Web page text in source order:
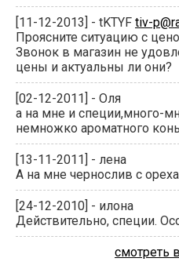
[11-12-2013] - tKTYF tiv-
Проясните ситуацию с
Звонок в магазин не
цены и актуальны ли они?
[02-12-2011] - Оля
а на мне и специи,много-
немножко ароматного
[13-11-2011] - лена
А на мне чернослив с
[24-12-2010] - илона
Действительно, специи.
смотреть